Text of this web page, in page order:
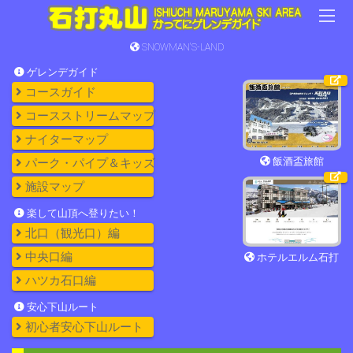
SNOWMAN'S-LAND
ゲレンデガイド
コースガイド
コースストリームマップ
ナイターマップ
パーク・パイプ＆キッズ
施設マップ
楽して山頂へ登りたい！
北口（観光口）編
中央口編
ハツカ石口編
安心下山ルート
初心者安心下山ルート
飯酒盃旅館
ホテルエルム石打